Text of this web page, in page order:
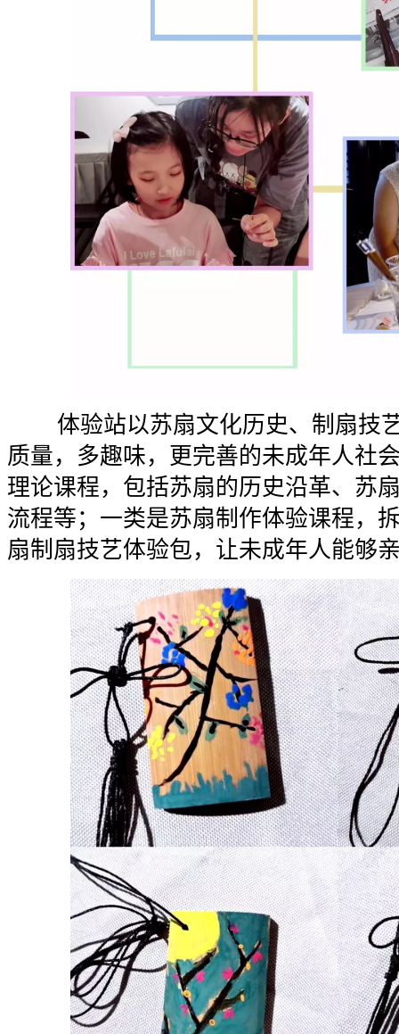
体验站以苏扇文化历史、制扇技
质量，多趣味，更完善的未成年人社
理论课程，包括苏扇的历史沿革、苏
流程等；一类是苏扇制作体验课程，
扇制扇技艺体验包，让未成年人能够